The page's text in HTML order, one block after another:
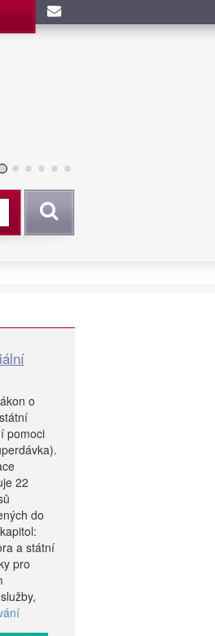
Vyhledat
o
pomoci
22
do
a státní
pro